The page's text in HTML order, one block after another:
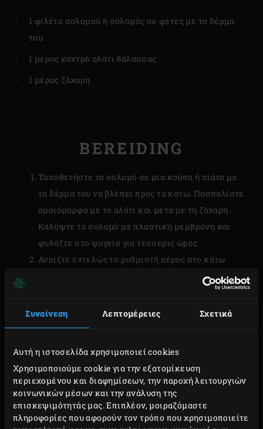
Συναίνεση Λεπτομέρειες Σχετικά
Αυτή η ιστοσελίδα χρησιμοποιεί cookies
Χρησιμοποιούμε cookie για την εξατομίκευση
περιεχομένου και διαφημίσεων, την παροχή λειτουργιών
κοινωνικών μέσων και την ανάλυση της
επισκεψιμότητάς μας. Επιπλέον, μοιραζόμαστε
πληροφορίες που αφορούν τον τρόπο που χρησιμοποιείτε
1 φιλέτο σολομού ή σολομός σε φέτες με το δέρμα
του
1 μέρος χοντρό αλάτι θάλασσας
1 μέρος ζάχαρη
BEREIDING
Τοποθετήστε το σολομό σε μια κούπα ή πιάτο με
το δέρμα του να βλέπει προς τα κάτω. Πασπαλίστε
ομοιόμορφα με το αλάτι και μετά με τη ζάχαρη.
Καλύψτε το σολομό με πλαστική μεμβράνη και
φυλάξτε στο ψυγείο για τέσσερις ώρες.
Ανοίξτε εντελώς το ρυθμιστή αέρος στο κάτω
μέρος της κεραμικής βάσης του Big Green Egg.
Ανάψτε τα κάρβουνα στο Big Green Egg με τρία fire
starters και αφήστε ανοικτό το κάλυμμα για
περίπου 12 λεπτά. Στο μεταξύ, μουλιάστε μια
Βγάλτε το σολομό από το ψυγείο, και αφήστε να
τρέξει πάνω του κρύο νερό της βρύσης για να
απομακρυνθεί το αλάτι και η ζάχαρη. Με μια
χάρτινη πετσέτα στεγνώστε το σολομό και κόψτε
τον, εάν χρησιμοποιείτε φιλέτο, σε ίσα κομμάτια.